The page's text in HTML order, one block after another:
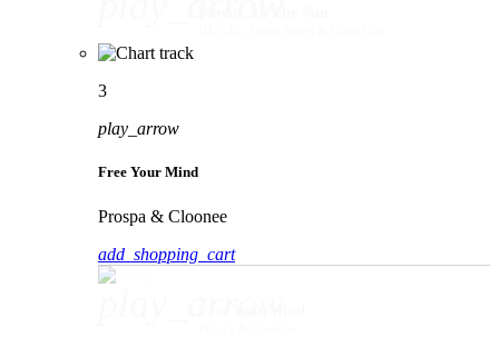
3
play_arrow
Free Your Mind
Prospa & Cloonee
add_shopping_cart